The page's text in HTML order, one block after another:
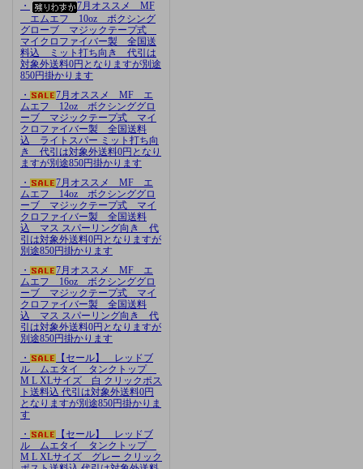
・
7月オススメ MF
エムエフ 10oz ボクシング
グローブ マジックテープ式
マイクロファイバー製 全国送
料込 ミット打ち向き 代引は
対象外送料0円となりますが別途
850円掛かります
・
7月オススメ MF エ
ムエフ 12oz ボクシンググロ
ーブ マジックテープ式 マイ
クロファイバー製 全国送料
込 ライトスパー ミット打ち向
き 代引は対象外送料0円となり
ますが別途850円掛かります
・
7月オススメ MF エ
ムエフ 14oz ボクシンググロ
ーブ マジックテープ式 マイ
クロファイバー製 全国送料
込 マス スパーリング向き 代
引は対象外送料0円となりますが
別途850円掛かります
・
7月オススメ MF エ
ムエフ 16oz ボクシンググロ
ーブ マジックテープ式 マイ
クロファイバー製 全国送料
込 マス スパーリング向き 代
引は対象外送料0円となりますが
別途850円掛かります
・
【セール】 レッドブ
ル ムエタイ タンクトップ
M L XLサイズ 白 クリックポス
ト送料込 代引は対象外送料0円
となりますが別途850円掛かりま
す
・
【セール】 レッドブ
ル ムエタイ タンクトップ
M L XLサイズ グレー クリック